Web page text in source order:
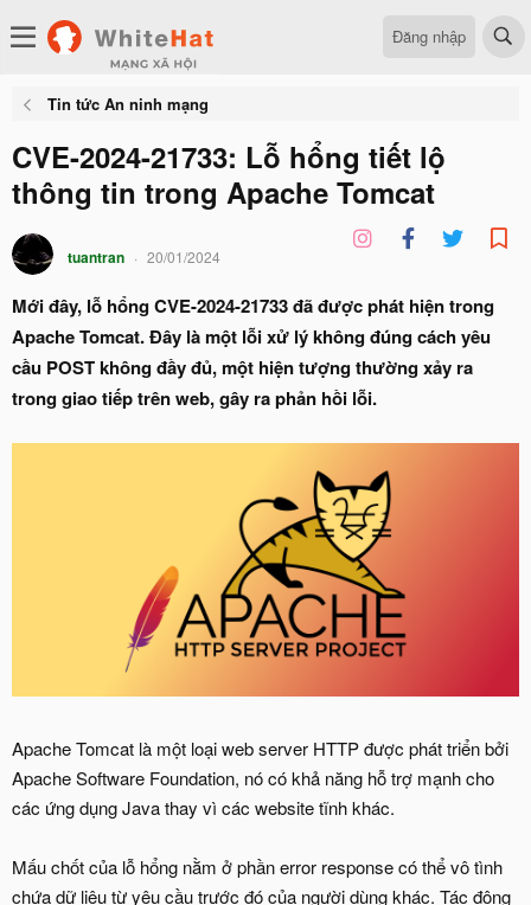
Đăng nhập
Tin tức An ninh mạng
CVE-2024-21733: Lỗ hổng tiết lộ
thông tin trong Apache Tomcat
tuantran 20/01/2024
Mới đây, lỗ hổng CVE-2024-21733 đã được phát hiện trong
Apache Tomcat. Đây là một lỗi xử lý không đúng cách yêu
cầu POST không đầy đủ, một hiện tượng thường xảy ra
trong giao tiếp trên web, gây ra phản hồi lỗi.
Apache Tomcat là một loại web server HTTP được phát triển bởi
Apache Software Foundation, nó có khả năng hỗ trợ mạnh cho
các ứng dụng Java thay vì các website tĩnh khác.
Mấu chốt của lỗ hổng nằm ở phần error response có thể vô tình
chứa dữ liệu từ yêu cầu trước đó của người dùng khác. Tác động